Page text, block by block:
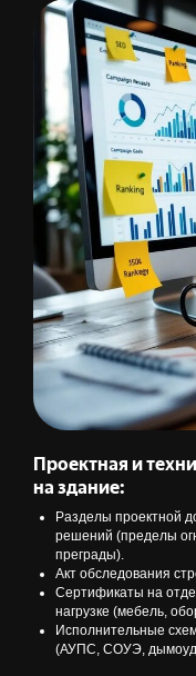
Проектная и
на здание:
Разделы проектной
решений (пределы
преграды).
Акт обследования
Сертификаты на
нагрузке (мебель,
Исполнительные
(АУПС, СОУЭ,